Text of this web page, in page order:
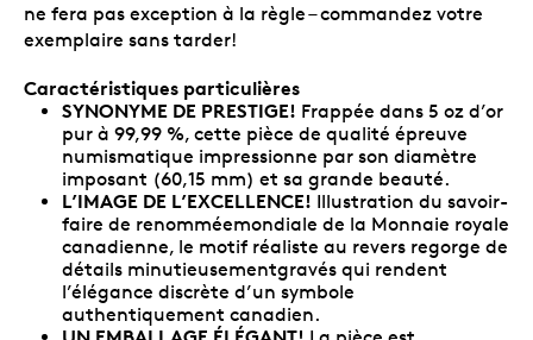
ne fera pas exception à la règle – commandez votre
exemplaire sans tarder!
Caractéristiques particulières
SYNONYME DE PRESTIGE! Frappée dans 5 oz d’or
pur à 99,99 %, cette pièce de qualité épreuve
numismatique impressionne par son diamètre
imposant (60,15 mm) et sa grande beauté.
L’IMAGE DE L’EXCELLENCE! Illustration du savoir-
faire de renomméemondiale de la Monnaie royale
canadienne, le motif réaliste au revers regorge de
détails minutieusementgravés qui rendent
l’élégance discrète d’un symbole
authentiquement canadien.